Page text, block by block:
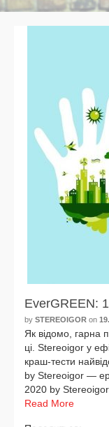
EverGREEN:
by STEREOIGOR on
Як відо­мо, гар­на
ці. Stereoigor у
краш-тести
by Stereoigor —
2020 by
Read More